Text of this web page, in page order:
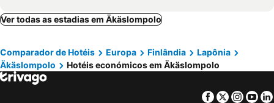
Ver todas as estadias em Äkäslompolo
Comparador de Hotéis Europa Finlândia
Lapônia
Äkäslompolo
Hotéis económicos em Äkäslompolo
Facebook
Twitter